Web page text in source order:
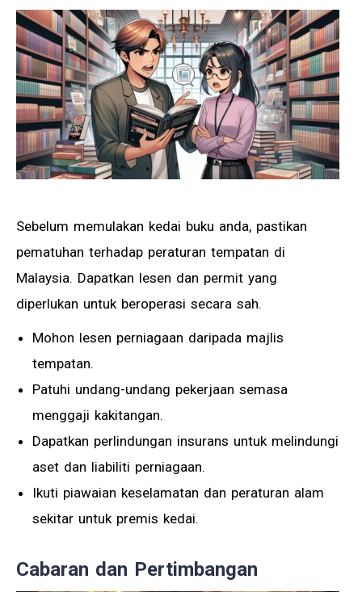
Sebelum memulakan kedai buku anda, pastikan
pematuhan terhadap peraturan tempatan di
Malaysia. Dapatkan lesen dan permit yang
diperlukan untuk beroperasi secara sah.
Mohon lesen perniagaan daripada majlis
tempatan.
Patuhi undang-undang pekerjaan semasa
menggaji kakitangan.
Dapatkan perlindungan insurans untuk melindungi
aset dan liabiliti perniagaan.
Ikuti piawaian keselamatan dan peraturan alam
sekitar untuk premis kedai.
Cabaran dan Pertimbangan